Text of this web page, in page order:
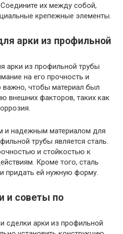
их между собой,
крепежные элементы.
арки из профильной
арки из профильной трубы
на его прочность и
важно, чтобы материал был
внешних факторов, таких как
и надежным материалом для
трубы является сталь.
и стойкостью к
Кроме того, сталь
придать ей нужную форму.
и советы по
сделки арки из профильной